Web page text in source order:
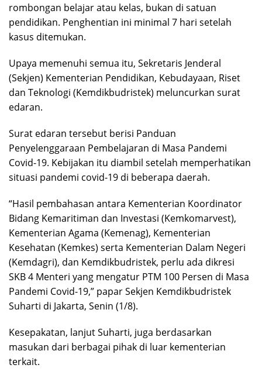
rombongan belajar atau kelas, bukan di satuan
pendidikan. Penghentian ini minimal 7 hari setelah
kasus ditemukan.
Upaya memenuhi semua itu, Sekretaris Jenderal
(Sekjen) Kementerian Pendidikan, Kebudayaan, Riset
dan Teknologi (Kemdikbudristek) meluncurkan surat
edaran.
Surat edaran tersebut berisi Panduan
Penyelenggaraan Pembelajaran di Masa Pandemi
Covid-19. Kebijakan itu diambil setelah memperhatikan
situasi pandemi covid-19 di beberapa daerah.
“Hasil pembahasan antara Kementerian Koordinator
Bidang Kemaritiman dan Investasi (Kemkomarvest),
Kementerian Agama (Kemenag), Kementerian
Kesehatan (Kemkes) serta Kementerian Dalam Negeri
(Kemdagri), dan Kemdikbudristek, perlu ada dikresi
SKB 4 Menteri yang mengatur PTM 100 Persen di Masa
Pandemi Covid-19,” papar Sekjen Kemdikbudristek
Suharti di Jakarta, Senin (1/8).
Kesepakatan, lanjut Suharti, juga berdasarkan
masukan dari berbagai pihak di luar kementerian
terkait.